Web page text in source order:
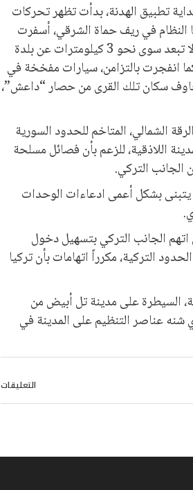
تطبيق الهدنة، بدأت تظهر تحركات
في ريف حماة الشرقي، أسفرت
عن سيطرة التنظيم على قرية الطيبة يوم السبت، التي لا تبعد سوى نحو 3 كيلومترات عن بلدة
انفجرت بالتزامن، سيارات مفخخة في
سكان تلك القرى من حصار “داعش”،
الشمالي، المتاخم للحدود السورية
اللاذقية، للزعم بأن فصائل مسلحة
التركي.
يتبنى بشكل أعمى ادعاءات الوحدات
الجانب التركي بتسهيل دخول
التركية، مكرراً اتهامات بأن تركيا
السيطرة على مدينة تل أبيض من
عناصر التنظيم على المدينة في
التعليقات